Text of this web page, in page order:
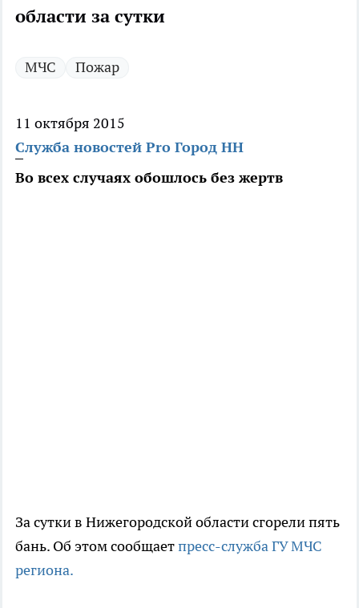
области за сутки
МЧС Пожар
11 октября 2015
Служба новостей Pro Город НН
Во всех случаях обошлось без жертв
За сутки в Нижегородской области сгорели пять
бань. Об этом сообщаетпресс-служба ГУ МЧС
региона.